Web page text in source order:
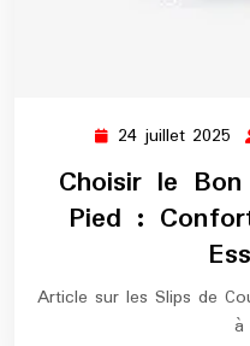
24 juillet 2025 24
Choisir le
Pied :
Article sur les Slips de
à